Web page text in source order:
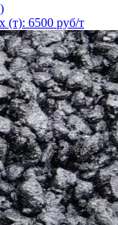
(т): 6500 руб/т